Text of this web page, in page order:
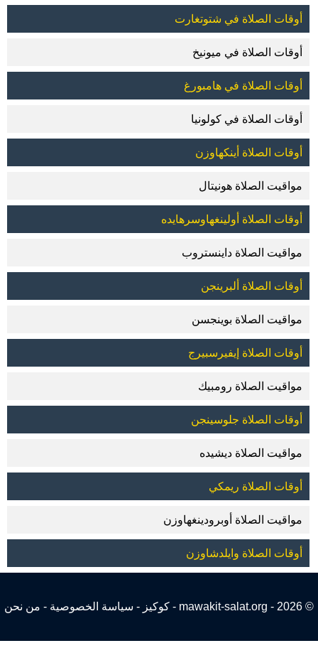
أوقات الصلاة في شتوتغارت
أوقات الصلاة في ميونيخ
أوقات الصلاة في هامبورغ
أوقات الصلاة في كولونيا
أوقات الصلاة أينكهاوزن
مواقيت الصلاة هونيتال
أوقات الصلاة أولينغهاوسرهايده
مواقيت الصلاة داينستروب
أوقات الصلاة ألبرينجن
مواقيت الصلاة بوينجسن
أوقات الصلاة إيفيرسبيرج
مواقيت الصلاة رومبيك
أوقات الصلاة جلوسينجن
مواقيت الصلاة ديشيده
أوقات الصلاة ريمكي
مواقيت الصلاة أوبرودينغهاوزن
أوقات الصلاة وايلدشاوزن
© 2026 - mawakit-salat.org - كوكيز - سياسة الخصوصية - من نحن